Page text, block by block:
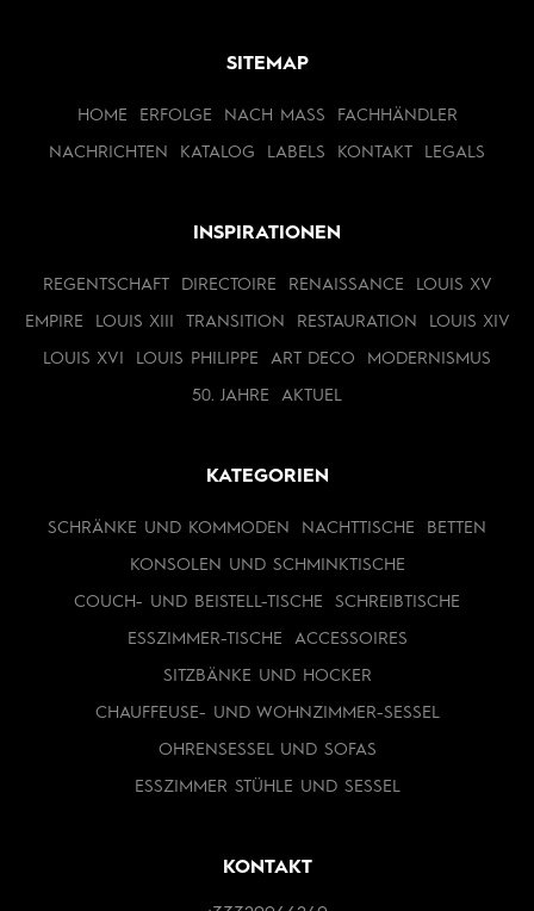
SITEMAP
HOME ERFOLGE NACH MASS FACHHÄNDLER
NACHRICHTEN KATALOG LABELS KONTAKT LEGALS
INSPIRATIONEN
REGENTSCHAFT DIRECTOIRE RENAISSANCE LOUIS XV
EMPIRE LOUIS XIII TRANSITION RESTAURATION LOUIS XIV
LOUIS XVI LOUIS PHILIPPE ART DECO MODERNISMUS
50. JAHRE AKTUEL
KATEGORIEN
SCHRÄNKE UND KOMMODEN NACHTTISCHE BETTEN
KONSOLEN UND SCHMINKTISCHE
COUCH- UND BEISTELL-TISCHE SCHREIBTISCHE
ESSZIMMER-TISCHE ACCESSOIRES
SITZBÄNKE UND HOCKER
CHAUFFEUSE- UND WOHNZIMMER-SESSEL
OHRENSESSEL UND SOFAS
ESSZIMMER STÜHLE UND SESSEL
KONTAKT